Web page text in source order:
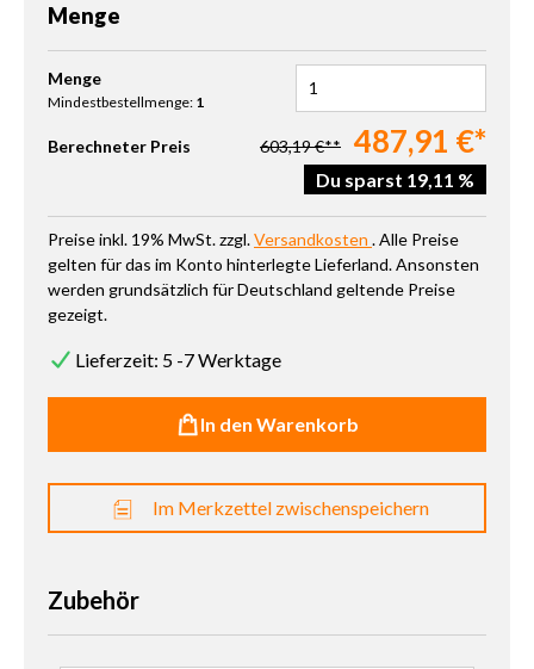
Menge
Produkt Anzahl: Gib den gewünschten Wert ein oder benutze
Menge
Mindestbestellmenge: 1
Berechneter Preis 603,19 €** 487,91 €*
Du sparst 19,11 %
Preise inkl. 19% MwSt. zzgl.Versandkosten . Alle Preise
gelten für das im Konto hinterlegte Lieferland. Ansonsten
werden grundsätzlich für Deutschland geltende Preise
gezeigt.
Lieferzeit: 5 -7 Werktage
In den Warenkorb
Im Merkzettel zwischenspeichern
Zubehör